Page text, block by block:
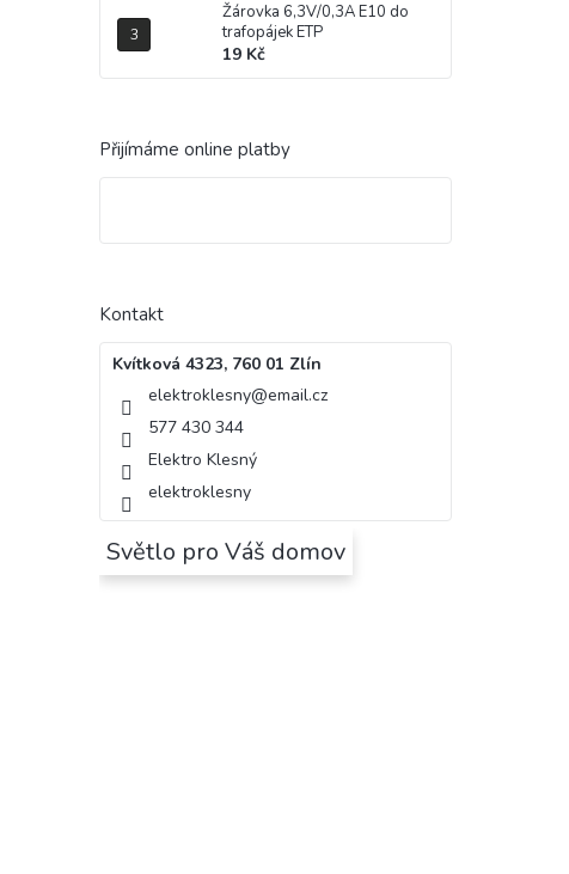
Žárovka 6,3V/0,3A E10 do
trafopájek ETP
19 Kč
Přijímáme online platby
Kontakt
Kvítková 4323, 760 01 Zlín
elektroklesny@email.cz
577 430 344
Elektro Klesný
elektroklesny
Světlo pro Váš domov